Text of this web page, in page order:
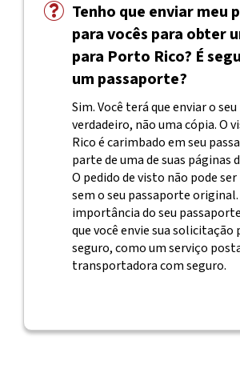
Tenho que enviar meu
para vocês para obter
para Porto Rico? É
um passaporte?
Sim. Você terá que enviar o
verdadeiro, não uma cópia. O
Rico é carimbado em seu
parte de uma de suas páginas
O pedido de visto não pode
sem o seu passaporte original.
importância do seu
que você envie sua
seguro, como um serviço
transportadora com seguro.